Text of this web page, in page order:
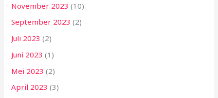
November 2023 (10)
September 2023 (2)
Juli 2023 (2)
Juni 2023 (1)
Mei 2023 (2)
April 2023 (3)